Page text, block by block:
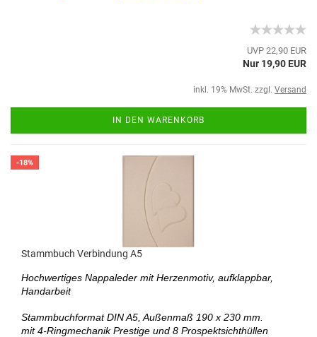
UVP 22,90 EUR
Nur 19,90 EUR
inkl. 19% MwSt. zzgl. Versand
IN DEN WARENKORB
-18%
Stammbuch Verbindung A5
Hochwertiges Nappaleder mit Herzenmotiv, aufklappbar,
Handarbeit
Stammbuchformat DIN A5, Außenmaß 190 x 230 mm.
mit 4-Ringmechanik Prestige und 8 Prospektsichthüllen